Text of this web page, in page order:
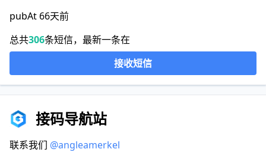
pubAt 66天前
总共306条短信，最新一条在
接收短信
接码导航站
联系我们 @angleamerkel